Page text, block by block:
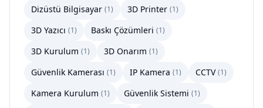
Dizüstü Bilgisayar (1) 3D Printer (1)
3D Yazıcı (1) Baskı Çözümleri (1)
3D Kurulum (1) 3D Onarım (1)
Güvenlik Kamerası (1) IP Kamera (1) CCTV (1)
Kamera Kurulum (1) Güvenlik Sistemi (1)